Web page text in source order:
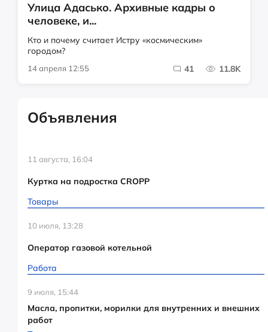
Улица Адасько. Архивные кадры о
человеке, и...
Кто и почему считает Истру «космическим»
городом?
14 апреля 12:55 41 11.8K
Объявления
11 августа, 16:04
Куртка на подростка CROPP
Товары
10 июля, 13:28
Оператор газовой котельной
Работа
9 июля, 15:44
Масла, пропитки, морилки для внутренних и внешних
работ